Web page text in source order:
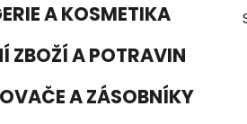
A KOSMETIKA
ZBOŽÍ A POTRAVIN
A ZÁSOBNÍKY